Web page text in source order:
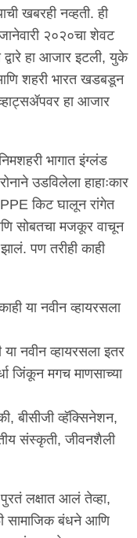
खबरही नव्हती. ही
२०२०चा शेवट
द्वारे हा आजार इटली, युके
शहरी भारत खडबडून
हा आजार
भागात इंग्लंड
उडविलेला हाहाःकार
किट घालून रांगेत
सोबतचा मजकूर वाचून
पण तरीही काही
या नवीन व्हायरसला
नवीन व्हायरसला इतर
जिंकून मगच माणसाच्या
बीसीजी व्हॅक्सिनेशन,
संस्कृती, जीवनशैली
लक्षात आलं तेव्हा,
सामाजिक बंधने आणि